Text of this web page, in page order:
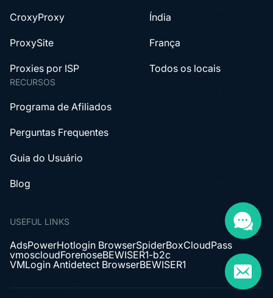
CroxyProxy
ProxySite
Proxies por ISP
Índia
França
Todos os locais
RECURSOS
Programa de Afiliados
Perguntas Frequentes
Guia do Usuário
Blog
USEFUL LINKS
AdsPowerHotlogin BrowserSpiderBoxCloudPass
vmoscloudForenoseBEWISER1-b2c
VMLogin Antidetect BrowserBEWISER1